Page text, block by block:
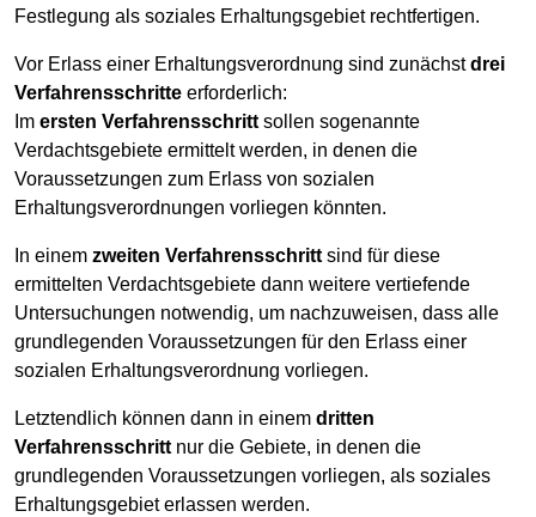
Festlegung als soziales Erhaltungsgebiet rechtfertigen.
Vor Erlass einer Erhaltungsverordnung sind zunächstdrei
Verfahrensschritte erforderlich:
Im ersten Verfahrensschritt sollen sogenannte
Verdachtsgebiete ermittelt werden, in denen die
Voraussetzungen zum Erlass von sozialen
Erhaltungsverordnungen vorliegen könnten.
In einem zweiten Verfahrensschritt sind für diese
ermittelten Verdachtsgebiete dann weitere vertiefende
Untersuchungen notwendig, um nachzuweisen, dass alle
grundlegenden Voraussetzungen für den Erlass einer
sozialen Erhaltungsverordnung vorliegen.
Letztendlich können dann in einem dritten
Verfahrensschritt nur die Gebiete, in denen die
grundlegenden Voraussetzungen vorliegen, als soziales
Erhaltungsgebiet erlassen werden.